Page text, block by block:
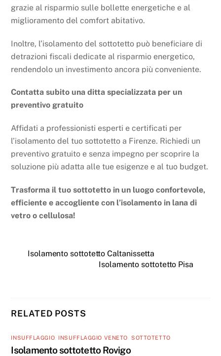
grazie al risparmio sulle bollette energetiche e al
miglioramento del comfort abitativo.
Inoltre, l’isolamento del sottotetto può beneficiare di
detrazioni fiscali dedicate al risparmio energetico,
rendendolo un investimento ancora più conveniente.
Contatta subito una ditta specializzata per un
preventivo gratuito
Affidati a professionisti esperti e certificati per
l’isolamento del tuo sottotetto a Firenze. Richiedi un
preventivo gratuito e senza impegno per scoprire la
soluzione più adatta alle tue esigenze e al tuo budget.
Trasforma il tuo sottotetto in un luogo confortevole,
efficiente e accogliente con l’isolamento in lana di
vetro o cellulosa!
Isolamento sottotetto Caltanissetta
Isolamento sottotetto Pisa
RELATED POSTS
INSUFFLAGGIO INSUFFLAGGIO VENETO ,SOTTOTETTO
Isolamento sottotetto Rovigo